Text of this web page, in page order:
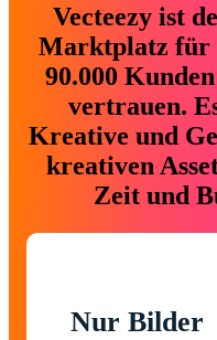
Vecteezy ist
Marktplatz für
90.000
vertrauen.
Kreative und
kreativen
Zeit und
Nur Bilder